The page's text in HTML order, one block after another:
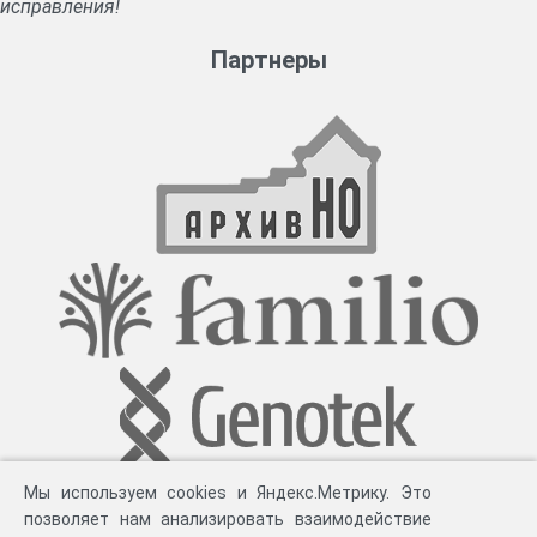
исправления!
Партнеры
Мы используем cookies и Яндекс.Метрику. Это
позволяет нам анализировать взаимодействие